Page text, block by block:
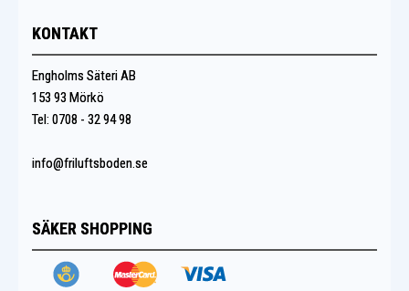
KONTAKT
Engholms Säteri AB
153 93 Mörkö
Tel: 0708 - 32 94 98
info@friluftsboden.se
SÄKER SHOPPING